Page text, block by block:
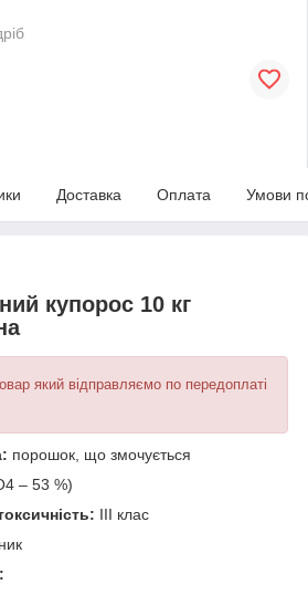
Доставка Оплата Умови
купорос 10 кг
який відправляємо по передоплаті
порошок, що змочується
– 53 %)
ІІІ клас